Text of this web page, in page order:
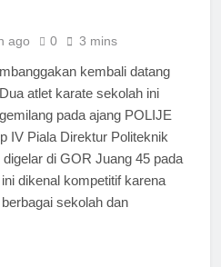
ago 0 3 mins
kembali datang
atlet karate sekolah ini
pada ajang POLIJE
IV Piala Direktur Politeknik
di GOR Juang 45 pada
dikenal kompetitif karena
sekolah dan